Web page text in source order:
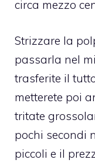
circa mezzo
Strizzare la
passarla nel
trasferite il
metterete poi
tritate
pochi secondi
piccoli e il